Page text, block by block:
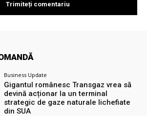
Business Update
Gigantul românesc Transgaz vrea să
devină acționar la un terminal
strategic de gaze naturale lichefiate
din SUA